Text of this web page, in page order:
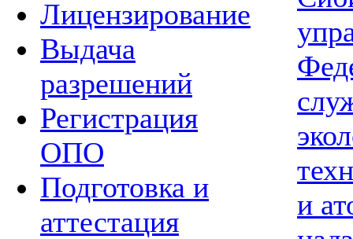
Лицензирование
Выдача
разрешений
Регистрация
ОПО
Подготовка и
аттестация
и